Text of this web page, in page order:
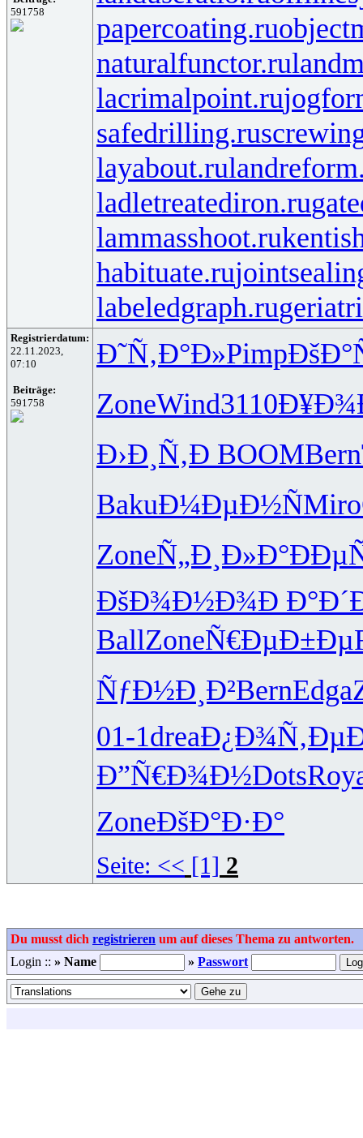
591758
papercoating.ru
naturalfunctor.ru
lacrimalpoint.ru
safedrilling.ru
layabout.ru
ladletreatediron.ru
lammasshoot.ru
habituate.ru
labeledgraph.ru
Registrierdatum:
22.11.2023,
07:10
Beiträge:
591758
Ð˜Ñ‚Ð°Ð»Pimp
ZoneWind3110
Ð›Ð¸Ñ‚Ð BOOMBern
BakuÐ¼ÐµÐ½ÑMiro
ZoneÑ„Ð¸Ð»Ð°
ÐšÐ¾Ð½Ð¾Ð
BallZoneÑ€ÐµÐ±Ðµ
ÑƒÐ½Ð¸Ð²BernEdga
01-1dreaÐ¿Ð¾Ñ‚Ðµ
Ð”Ñ€Ð¾Ð½Dots
ZoneÐšÐ°Ð·Ð°
Seite: << [1] 2
Du musst dich registrieren um auf dieses Thema zu antworten.
Login :: » Name » Passwort